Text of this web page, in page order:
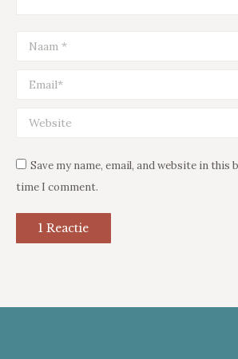
Naam *
Email *
Website
Save my name, email, and website in
time I comment.
1 Reactie